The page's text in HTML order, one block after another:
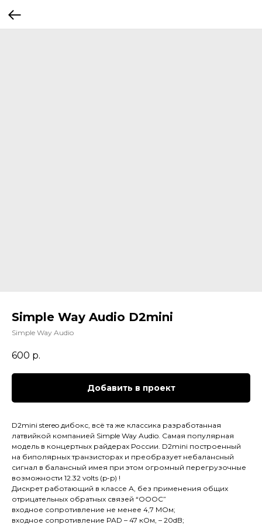
Simple Way Audio D2mini
Simple Way Audio
600 р.
Добавить в проект
D2mini stereo дибокс, всё та же классика разработанная
латвийкой компанией Simple Way Audio. Самая популярная
модель в концертных райдерах России. D2mini построенный
на биполярных транзисторах и преобразует небалансный
сигнал в балансный имея при этом огромный перегрузочные
возможности 12.32 volts (p-p) !
Дискрет работающий в классе А, без применения общих
отрицательных обратных связей “ОООС”
входное сопротивление не менее 4,7 МОм;
входное сопротивление PAD – 47 кОм, – 20dB;